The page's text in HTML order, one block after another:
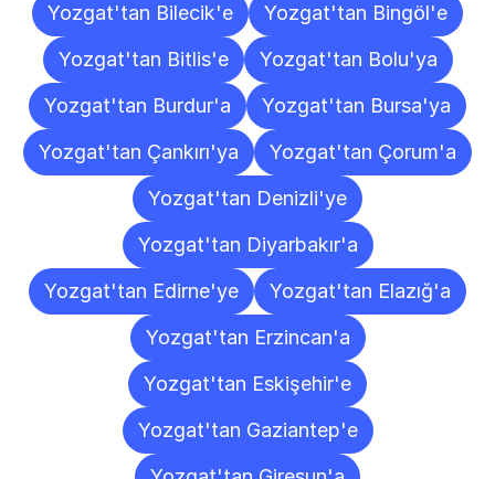
Yozgat'tan Bilecik'e
Yozgat'tan Bingöl'e
Yozgat'tan Bitlis'e
Yozgat'tan Bolu'ya
Yozgat'tan Burdur'a
Yozgat'tan Bursa'ya
Yozgat'tan Çankırı'ya
Yozgat'tan Çorum'a
Yozgat'tan Denizli'ye
Yozgat'tan Diyarbakır'a
Yozgat'tan Edirne'ye
Yozgat'tan Elazığ'a
Yozgat'tan Erzincan'a
Yozgat'tan Eskişehir'e
Yozgat'tan Gaziantep'e